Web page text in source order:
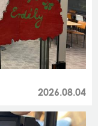
2026.08.04